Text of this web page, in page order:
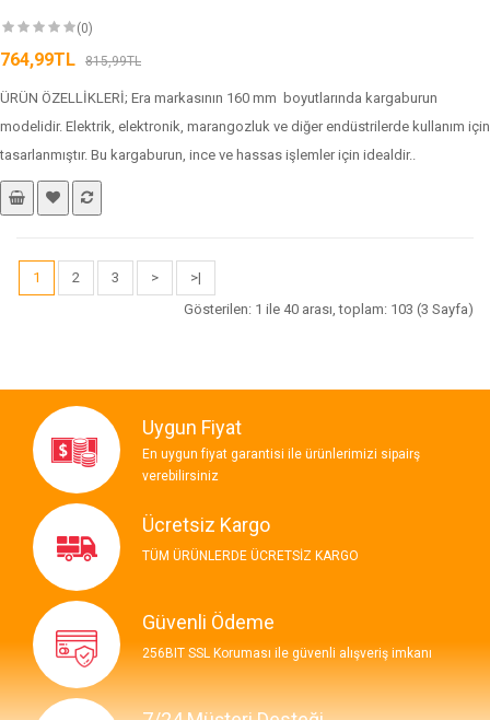
(0)
764,99TL 815,99TL
ÜRÜN ÖZELLİKLERİ; Era markasının 160 mm boyutlarında kargaburun
modelidir. Elektrik, elektronik, marangozluk ve diğer endüstrilerde kullanım için
tasarlanmıştır. Bu kargaburun, ince ve hassas işlemler için idealdir..
1 2 3 >
>|
Gösterilen: 1 ile 40 arası, toplam: 103 (3 Sayfa)
Uygun Fiyat
En uygun fiyat garantisi ile ürünlerimizi sipairş
verebilirsiniz
Ücretsiz Kargo
TÜM ÜRÜNLERDE ÜCRETSİZ KARGO
Güvenli Ödeme
256BIT SSL Koruması ile güvenli alışveriş imkanı